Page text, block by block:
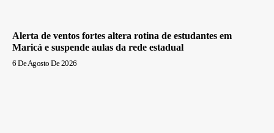
Alerta de ventos fortes altera rotina de estudantes em
Maricá e suspende aulas da rede estadual
6 De Agosto De 2026